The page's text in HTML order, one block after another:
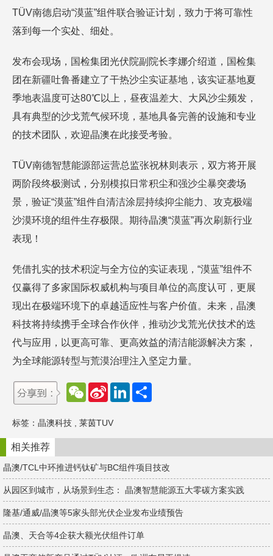
TÜV南德启动“漠蓝”组件联合验证计划，致力于将可靠性
落到每一个实处、细处。
发布会现场，国检集团光伏院副院长李娜介绍道，国检集
团在新疆吐鲁番建立了干热沙尘实证基地，该实证基地夏
季地表温度可达80℃以上，昼夜温差大、大风沙尘频发，
具有典型的沙戈荒气候环境，基地具备完善的设施和专业
的技术团队，欢迎晶澳在此接受考验。
TÜV南德智慧能源部运营总监张祝林则表示，双方将开展
两阶段终极测试，分别模拟日常积尘和强沙尘暴突袭场
景，验证“漠蓝”组件自清洁涂层持续抑尘能力、攻克极端
沙漠环境的组件生存极限。期待晶澳“漠蓝”再次刷新行业
表现！
凭借扎实的技术积淀与全方位的实证表现，“漠蓝”组件不
仅赢得了多家国际权威机构与项目单位的高度认可，更展
现出在极端环境下的卓越适应性与客户价值。未来，晶澳
科技将持续携手全球合作伙伴，推动沙戈荒光伏技术的迭
代与应用，以更高可靠、更高效益的清洁能源解决方案，
为全球能源转型与荒漠治理注入坚定力量。
W
e
h
a
t
S
W
e
b
o
L
d
n
标签： 晶澳科技 莱茵TUV
相关推荐
晶澳/TCL中环推进钙钛矿与BC组件项目技改
从园区到城市，从场景到生态： 晶澳智慧能源五大零碳方案实践
隆基/通威/晶澳等5家头部光伏企业发布业绩预告
晶澳、天合等4企获大额光伏组件订单